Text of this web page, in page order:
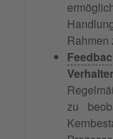
Rahmen
zu